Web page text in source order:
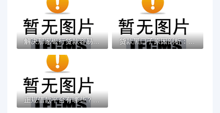
解决那家银行贷款容易下款的6个车子抵押贷款... 贷款黑口子原因剖析：避开这些坑才能安全借...
正规借款平台有哪些？分享6个类似高炮口子的...